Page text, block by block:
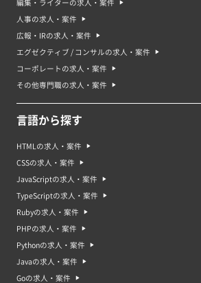
編集・ライターの求人・案件
人事の求人・案件
広報・IRの求人・案件
エグゼクティブ / コンサルの求人・案件
コーポレートの求人・案件
その他専門職の求人・案件
言語から探す
HTMLの求人・案件
CSSの求人・案件
JavaScriptの求人・案件
TypeScriptの求人・案件
Rubyの求人・案件
PHPの求人・案件
Pythonの求人・案件
Javaの求人・案件
Goの求人・案件